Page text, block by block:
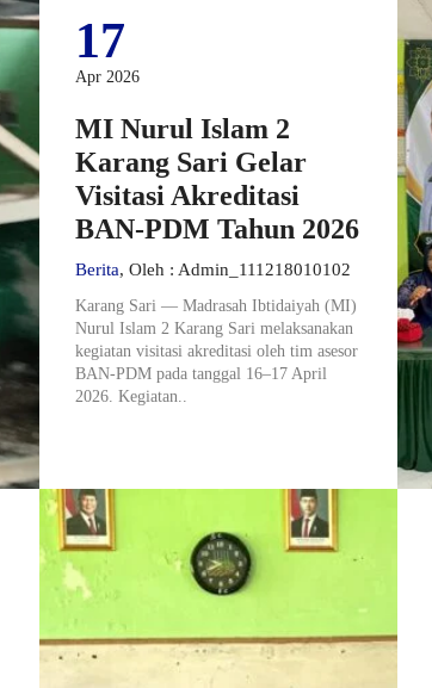
17
Apr 2026
MI Nurul Islam 2
Karang Sari Gelar
Visitasi Akreditasi
BAN-PDM Tahun 2026
Berita, Oleh : Admin_111218010102
Karang Sari — Madrasah Ibtidaiyah (MI)
Nurul Islam 2 Karang Sari melaksanakan
kegiatan visitasi akreditasi oleh tim asesor
BAN-PDM pada tanggal 16–17 April
2026. Kegiatan..